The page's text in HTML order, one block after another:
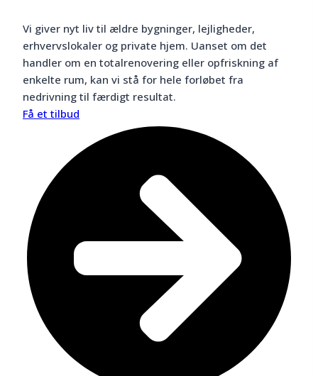
Vi giver nyt liv til ældre bygninger, lejligheder,
erhvervslokaler og private hjem. Uanset om det
handler om en totalrenovering eller opfriskning af
enkelte rum, kan vi stå for hele forløbet fra
nedrivning til færdigt resultat.
Få et tilbud